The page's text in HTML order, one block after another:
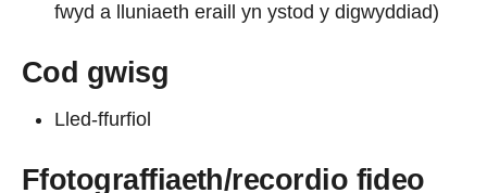
fwyd a lluniaeth eraill yn ystod y digwyddiad)
Cod gwisg
Lled-ffurfiol
Ffotograffiaeth/recordio fideo